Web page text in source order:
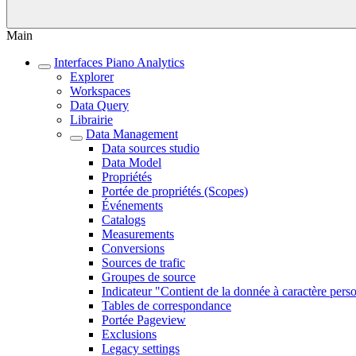
Main
Interfaces Piano Analytics
Explorer
Workspaces
Data Query
Librairie
Data Management
Data sources studio
Data Model
Propriétés
Portée de propriétés (Scopes)
Événements
Catalogs
Measurements
Conversions
Sources de trafic
Groupes de source
Indicateur "Contient de la donnée à caractère
Tables de correspondance
Portée Pageview
Exclusions
Legacy settings